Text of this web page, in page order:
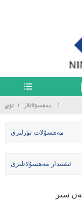
ئۆي مەھسۇلاتلار
مەھسۇلات تۈرلىرى
ئىقتىدار مەھسۇلاتلىرى
سىر